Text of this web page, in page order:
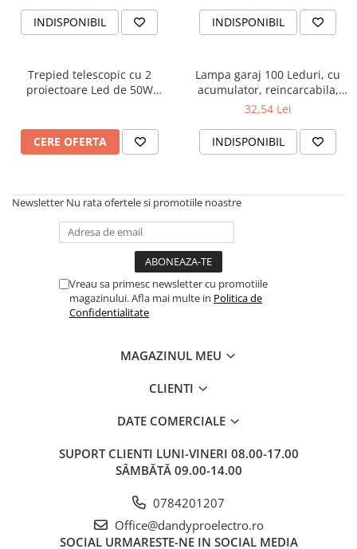
functii,telecomanda
INDISPONIBIL INDISPONIBIL
Trepied telescopic cu 2
proiectoare Led de 50W
CERE OFERTA
Lampa garaj 100 Leduri, cu
acumulator, reincarcabila,
ideala pentru camping,
auto, cu prindere magnetica
si agatatoare
32,54 Lei
INDISPONIBIL
Newsletter Nu rata ofertele si promotiile noastre
Vreau sa primesc newsletter cu promotiile
magazinului. Afla mai multe in Politica de
Confidentialitate
MAGAZINUL MEU
CLIENTI
DATE COMERCIALE
SUPORT CLIENTI LUNI-VINERI 08.00-17.00
SÂMBĂTĂ 09.00-14.00
0784201207
Office@dandyproelectro.ro
SOCIAL URMARESTE-NE IN SOCIAL MEDIA